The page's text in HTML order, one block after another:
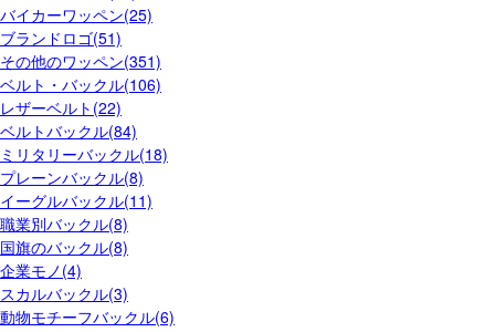
バイカーワッペン(25)
ブランドロゴ(51)
その他のワッペン(351)
ベルト・バックル(106)
レザーベルト(22)
ベルトバックル(84)
ミリタリーバックル(18)
プレーンバックル(8)
イーグルバックル(11)
職業別バックル(8)
国旗のバックル(8)
企業モノ(4)
スカルバックル(3)
動物モチーフバックル(6)